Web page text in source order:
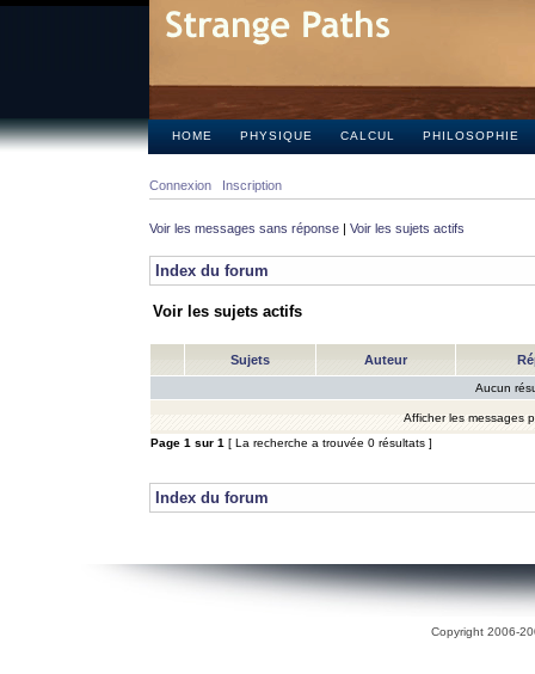
HOME PHYSIQUE CALCUL PHILOSOPHIE
Connexion Inscription
Voir les messages sans réponse | Voir les sujets actifs
Index du forum
Voir les sujets actifs
Sujets Auteur
Aucun
Afficher les messages
Page 1 sur 1 [ La recherche a trouvée 0 résultats ]
Index du forum
Copyright 2006-